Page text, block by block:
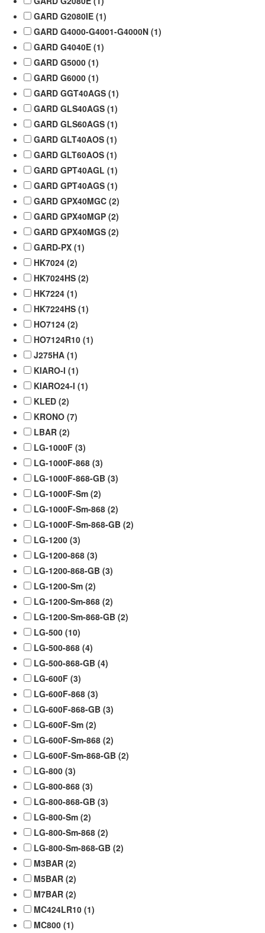
GARD G2080IE (1)
GARD G4000-G4001-G4000N (1)
GARD G4040E (1)
GARD G5000 (1)
GARD G6000 (1)
GARD GGT40AGS (1)
GARD GLS40AGS (1)
GARD GLS60AGS (1)
GARD GLT40AOS (1)
GARD GLT60AOS (1)
GARD GPT40AGL (1)
GARD GPT40AGS (1)
GARD GPX40MGC (2)
GARD GPX40MGP (2)
GARD GPX40MGS (2)
GARD-PX (1)
HK7024 (2)
HK7024HS (2)
HK7224 (1)
HK7224HS (1)
HO7124 (2)
HO7124R10 (1)
J275HA (1)
KIARO-I (1)
KIARO24-I (1)
KLED (2)
KRONO (7)
LBAR (2)
LG-1000F (3)
LG-1000F-868 (3)
LG-1000F-868-GB (3)
LG-1000F-Sm (2)
LG-1000F-Sm-868 (2)
LG-1000F-Sm-868-GB (2)
LG-1200 (3)
LG-1200-868 (3)
LG-1200-868-GB (3)
LG-1200-Sm (2)
LG-1200-Sm-868 (2)
LG-1200-Sm-868-GB (2)
LG-500 (10)
LG-500-868 (4)
LG-500-868-GB (4)
LG-600F (3)
LG-600F-868 (3)
LG-600F-868-GB (3)
LG-600F-Sm (2)
LG-600F-Sm-868 (2)
LG-600F-Sm-868-GB (2)
LG-800 (3)
LG-800-868 (3)
LG-800-868-GB (3)
LG-800-Sm (2)
LG-800-Sm-868 (2)
LG-800-Sm-868-GB (2)
M3BAR (2)
M5BAR (2)
M7BAR (2)
MC424LR10 (1)
MC800 (1)